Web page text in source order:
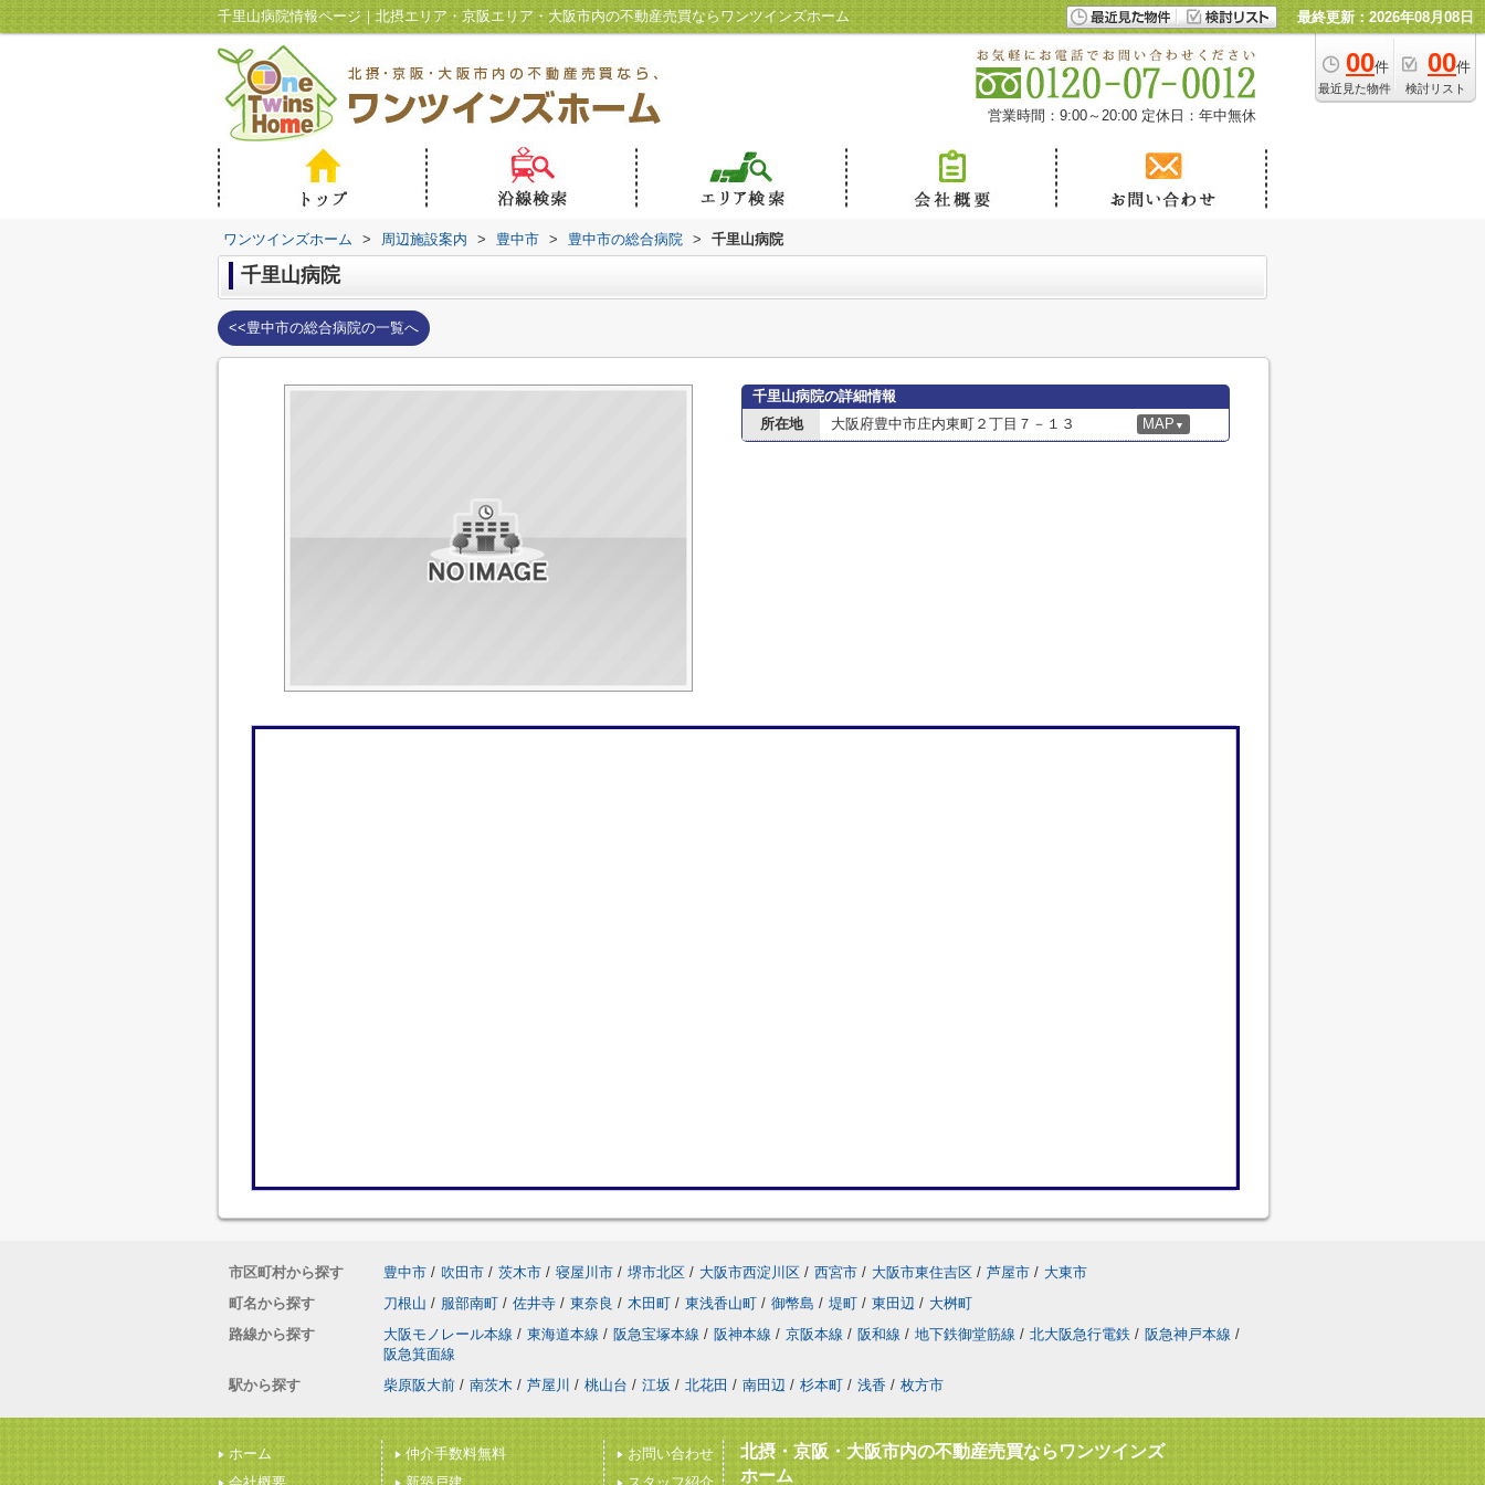
千里山病院情報ページ｜北摂エリア・京阪エリア・大阪市内の不動産売買ならワンツインズホーム 最終更新：2026年08月08日
00件
最近見た物件
00件
検討リスト
営業時間：9:00～20:00 定休日：年中無休
ワンツインズホーム > 周辺施設案内 > 豊中市 > 豊中市の総合病院 > 千里山病院
千里山病院
<<豊中市の総合病院の一覧へ
千里山病院の詳細情報
所在地
大阪府豊中市庄内東町２丁目７－１３ MAP ▼
市区町村から探す 豊中市 / 吹田市 / 茨木市 / 寝屋川市 / 堺市北区 / 大阪市西淀川区 / 西宮市 / 大阪市東住吉区 / 芦屋市 / 大東市
町名から探す
刀根山 / 服部南町 / 佐井寺 / 東奈良 / 木田町 / 東浅香山町 / 御幣島 / 堤町 / 東田辺 / 大桝町
路線から探す
大阪モノレール本線 / 東海道本線 / 阪急宝塚本線 / 阪神本線 / 京阪本線 / 阪和線 / 地下鉄御堂筋線 / 北大阪急行電鉄 / 阪急神戸本線 /
阪急箕面線
駅から探す
柴原阪大前 / 南茨木 / 芦屋川 / 桃山台 / 江坂 / 北花田 / 南田辺 / 杉本町 / 浅香 / 枚方市
ホーム
仲介手数料無料
お問い合わせ
北摂・京阪・大阪市内の不動産売買ならワンツインズ
ホーム